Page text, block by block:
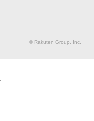
ペーン一覧
保険
© Rakuten Group, Inc.